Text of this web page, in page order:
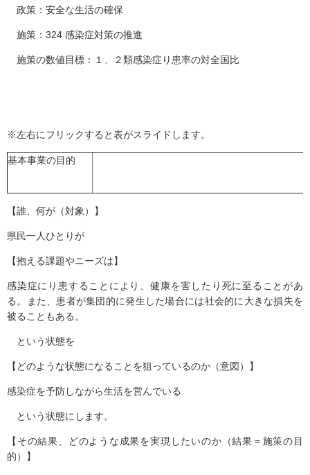
政策：安全な生活の確保
施策：324 感染症対策の推進
施策の数値目標：１、２類感染症り患率の対全国比
※左右にフリックすると表がスライドします。
基本事業の目的
【誰、何が（対象）】
県民一人ひとりが
【抱える課題やニーズは】
感染症にり患することにより、健康を害したり死に至ることがあ
る。また、患者が集団的に発生した場合には社会的に大きな損失を
被ることもある。
という状態を
【どのような状態になることを狙っているのか（意図）】
感染症を予防しながら生活を営んでいる
という状態にします。
【その結果、どのような成果を実現したいのか（結果＝施策の目
的）】